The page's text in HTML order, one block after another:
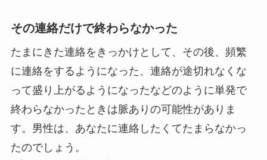
その連絡だけで終わらなかった
たまにきた連絡をきっかけとして、その後、頻繁
に連絡をするようになった、連絡が途切れなくな
って盛り上がるようになったなどのように単発で
終わらなかったとき は脈ありの可能性がありま
す。男性は、あなたに連絡したくてたまらなかっ
たのでしょう。